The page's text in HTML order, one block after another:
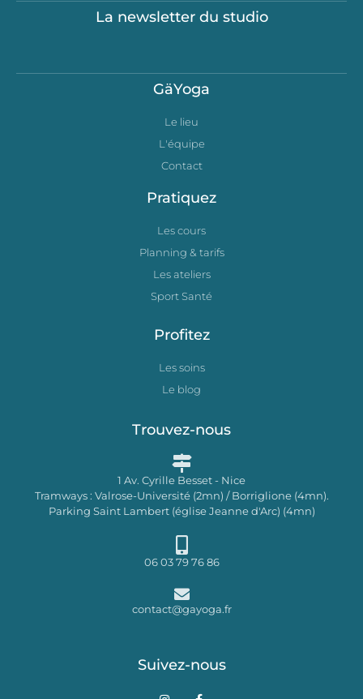
La newsletter du studio
GäYoga
Le lieu
L'équipe
Contact
Pratiquez
Les cours
Planning & tarifs
Les ateliers
Sport Santé
Profitez
Les soins
Le blog
Trouvez-nous
1 Av. Cyrille Besset - Nice
Tramways : Valrose-Université (2mn) / Borriglione (4mn).
Parking Saint Lambert (église Jeanne d'Arc) (4mn)
06 03 79 76 86
contact@gayoga.fr
Suivez-nous
I F